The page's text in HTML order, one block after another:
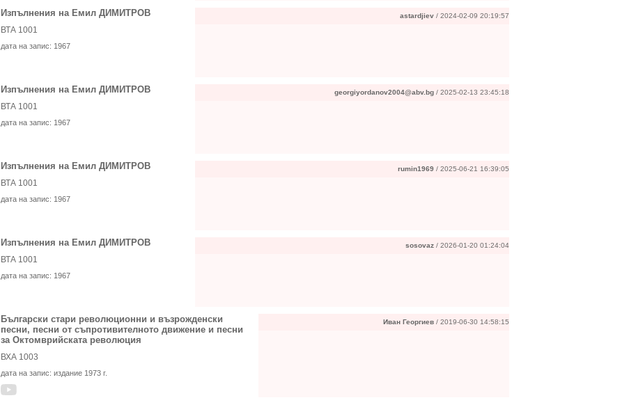
Изпълнения на Емил ДИМИТРОВ
ВТА 1001
дата на запис: 1967
astardjiev / 2024-02-09 20:19:57
Изпълнения на Емил ДИМИТРОВ
ВТА 1001
дата на запис: 1967
georgiyordanov2004@abv.bg / 2025-02-13 23:45:18
Изпълнения на Емил ДИМИТРОВ
ВТА 1001
дата на запис: 1967
rumin1969 / 2025-06-21 16:39:05
Изпълнения на Емил ДИМИТРОВ
ВТА 1001
дата на запис: 1967
sosovaz / 2026-01-20 01:24:04
Български стари революционни и възрожденски
песни, песни от съпротивителното движение и песни
за Октомврийската революция
ВХА 1003
дата на запис: издание 1973 г.
Иван Георгиев / 2019-06-30 14:58:15